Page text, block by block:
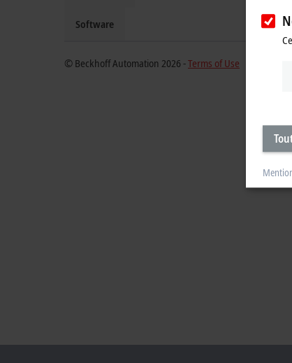
Software
© Beckhoff Automation 2026 -Terms of Use